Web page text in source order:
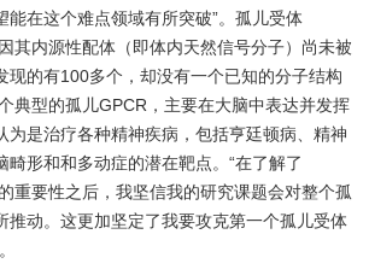
能在这个难点领域有所突破”。孤儿受体
其内源性配体（即体内天然信号分子）尚未被
现的有100多个，却没有一个已知的分子结构
典型的孤儿GPCR，主要在大脑中表达并发挥
为是治疗各种精神疾病，包括亨廷顿病、精神
畸形和和多动症的潜在靶点。“在了解了
重要性之后，我坚信我的研究课题会对整个孤
推动。这更加坚定了我要攻克第一个孤儿受体